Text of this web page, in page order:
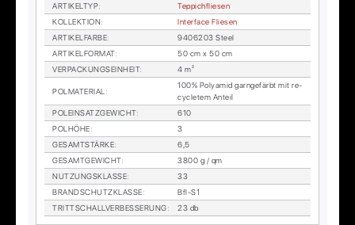
AR­TI­KEL­TYP:
Tep­pich­flie­sen
KOL­LEK­TI­ON:
In­ter­face Flie­sen
AR­TI­KEL­FAR­BE:
9406203 Steel
AR­TI­KEL­FOR­MAT:
50 cm x 50 cm
VER­PA­CKUNGS­EIN­HEIT: 4 m²
POL­MA­TE­RI­AL :
100% Po­ly­amid garn­ge­färbt mit re­
cy­cle­tem An­teil
POL­EIN­SATZ­GE­WICHT:
610
POL­HÖ­HE:
3
GE­SAMT­STÄR­KE:
6,5
GE­SAMT­GE­WICHT:
3800 g / qm
NUT­ZUNGS­KLAS­SE:
33
BRAND­SCHUTZ­KLAS­SE:
Bfl-S1
TRITT­SCHALL­VER­BES­SE­RUNG: 23 db